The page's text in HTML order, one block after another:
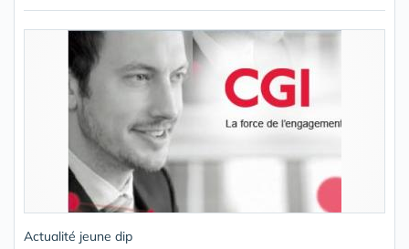
Actualité jeune dip